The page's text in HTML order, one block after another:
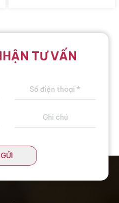
TƯ VẤN
GỬI